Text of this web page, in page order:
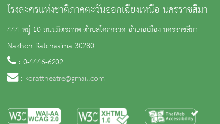
โรงละครแห่งชาติภาคตะวันออกเฉียงเหนือ นครราชสีมา
444 หมู่ 10 ถนนมิตรภาพ ตำบลโคกกรวด อำเภอเมือง นครราชสีมา
Nakhon Ratchasima 30280
: 0-4446-6202
: korattheatre@gmail.com